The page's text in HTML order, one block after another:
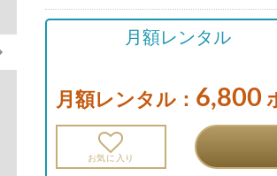
月額レンタル
月額レンタル： 6,800
お気に入り